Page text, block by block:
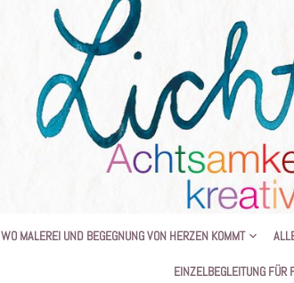
WO MALEREI UND BEGEGNUNG VON HERZEN KOMMT
EINZELBEGLEITUNG FÜR